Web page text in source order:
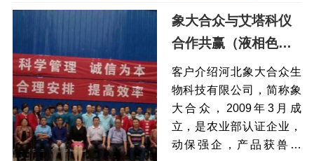
PET塑钢带的厂家。洛阳
蓝斯利科技有限公司痛点
解决方案效果一般液相色
谱仪的进样器在维护和洗
针上比较麻烦自动进样
器，采用高压进样技术，
流动相过针无需清洗进样
针内壁，进样前，进样后
象大合众与艾塔科仪
合作共赢（液相色谱
仪）
客户介绍河北象大合众生
物科技有限公司，简称象
大合众，2009年3月成
立，是农业部认证企业，
动保强企，产品获兽药